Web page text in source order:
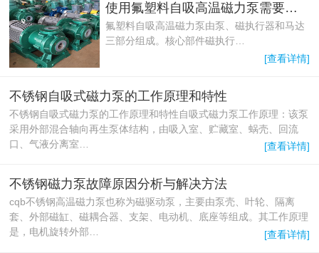
使用氟塑料自吸高温磁力泵需要维护吗？
氟塑料自吸高温磁力泵由泵、磁执行器和马达
三部分组成。核心部件磁执行…
[查看详情]
不锈钢自吸式磁力泵的工作原理和特性
不锈钢自吸式磁力泵的工作原理和特性自吸式磁力泵工作原理：该泵
采用外部混合轴向再生泵体结构，由吸入室、贮藏室、蜗壳、回流
口、气液分离室…
[查看详情]
不锈钢磁力泵故障原因分析与解决方法
cqb不锈钢高温磁力泵也称为磁驱动泵，主要由泵壳、叶轮、隔离
套、外部磁缸、磁耦合器、支架、电动机、底座等组成。其工作原理
是，电机旋转外部…
[查看详情]